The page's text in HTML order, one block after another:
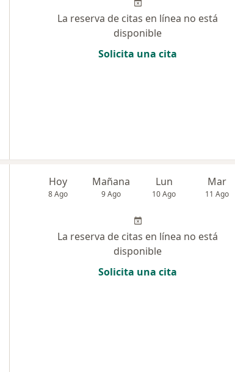
La reserva de citas en línea no está
disponible
Solicita una cita
Hoy
8 Ago
Mañana
9 Ago
Lun
10 Ago
Mar
11 Ago
La reserva de citas en línea no está
disponible
Solicita una cita